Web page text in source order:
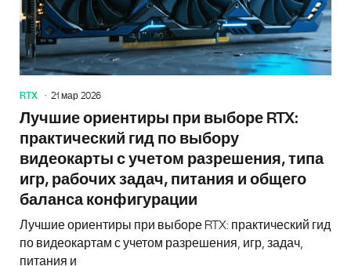
RTX 21 мар 2026
Лучшие ориентиры при выборе RTX:
практический гид по выбору
видеокарты с учетом разрешения, типа
игр, рабочих задач, питания и общего
баланса конфигурации
Лучшие ориентиры при выборе RTX: практический гид
по видеокартам с учетом разрешения, игр, задач,
питания и